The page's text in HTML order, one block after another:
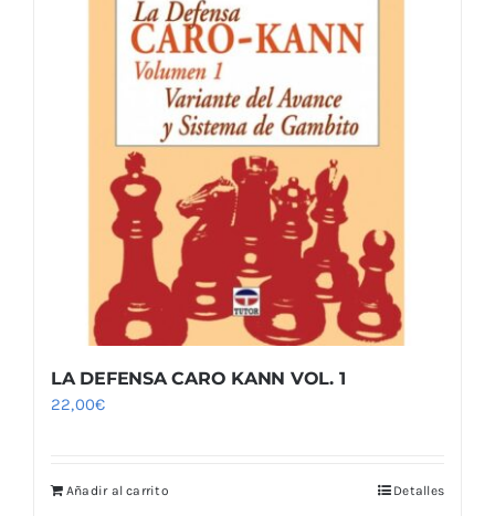
LA DEFENSA CARO KANN VOL. 1
22,00€
Añadir al carrito Detalles